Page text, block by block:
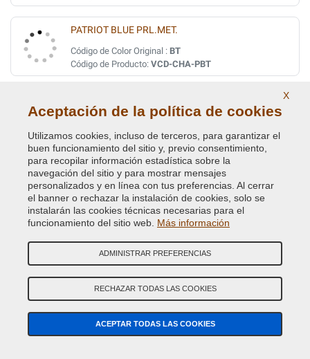
PATRIOT BLUE PRL.MET.
Código de Color Original : BT
Código de Producto: VCD-CHA-PBT
Código de Color Original :
Código de Producto:VCD-CHA-PBT
PLUM CRAZY/VIOLA MET.
Código de Color Original :FHG
Código de Producto:VCD-CHA-FHG
PLUM CRAZY/VIOLA MET.
PUNK-N ORANGE PRL.
X
Aceptación de la política de cookies
Utilizamos cookies, incluso de terceros, para garantizar el
buen funcionamiento del sitio y, previo consentimiento,
para recopilar información estadística sobre la
navegación del sitio y para mostrar mensajes
personalizados y en línea con tus preferencias. Al cerrar
el banner o rechazar la instalación de cookies, solo se
instalarán las cookies técnicas necesarias para el
funcionamiento del sitio web. Más información
ADMINISTRAR PREFERENCIAS
RECHAZAR TODAS LAS COOKIES
ACEPTAR TODAS LAS COOKIES